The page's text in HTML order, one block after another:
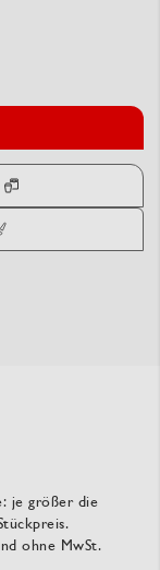
je größer die
ohne MwSt.